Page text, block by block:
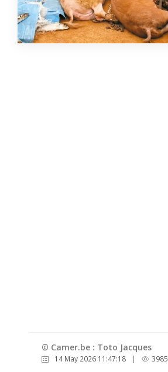
© Camer.be : Toto Jacques
14 May 2026 11:47:18 | 3985